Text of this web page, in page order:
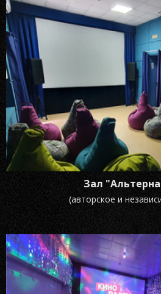
Зал
(авторское и